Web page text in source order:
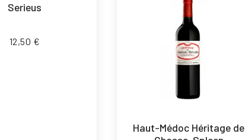
Serieus
12,50 €
Haut-Médoc Héritage de